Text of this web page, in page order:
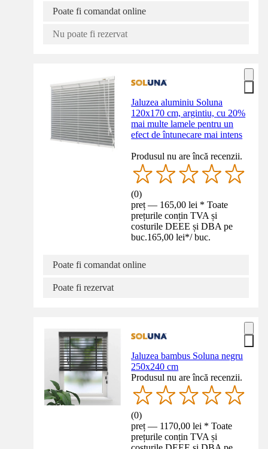
Poate fi comandat online
Nu poate fi rezervat
Jaluzea aluminiu Soluna
120x170 cm, argintiu, cu 20%
mai multe lamele pentru un
efect de întunecare mai intens
Produsul nu are încă recenzii.
(0)
preț — 165,00 lei * Toate
prețurile conțin TVA și
costurile DEEE și DBA pe
buc.165,00 lei*/ buc.
Poate fi comandat online
Poate fi rezervat
Jaluzea bambus Soluna negru
250x240 cm
Produsul nu are încă recenzii.
(0)
preț — 1170,00 lei * Toate
prețurile conțin TVA și